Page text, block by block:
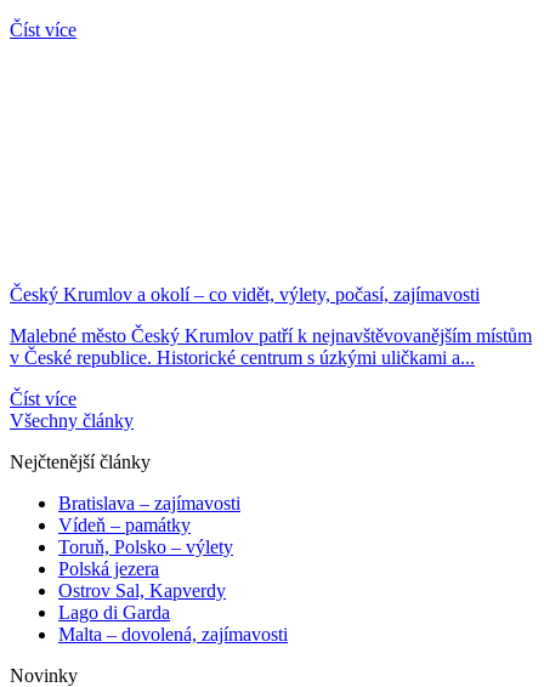
Číst více
Český Krumlov a okolí – co vidět, výlety, počasí, zajímavosti
Malebné město Český Krumlov patří k nejnavštěvovanějším místům
v České republice. Historické centrum s úzkými uličkami a...
Číst více
Všechny články
Nejčtenější články
Bratislava – zajímavosti
Vídeň – památky
Toruň, Polsko – výlety
Polská jezera
Ostrov Sal, Kapverdy
Lago di Garda
Malta – dovolená, zajímavosti
Novinky